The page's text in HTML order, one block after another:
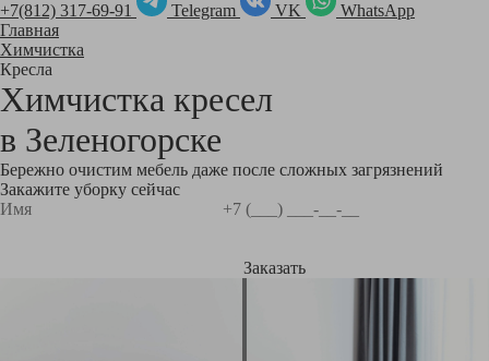
+7(812) 317-69-91
Telegram VK
WhatsApp
Главная
Химчистка
Кресла
Химчистка кресел
в Зеленогорске
Бережно очистим мебель даже после сложных загрязнений
Закажите уборку сейчас
Заказать